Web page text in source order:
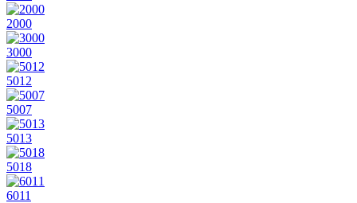
2000
3000
5012
5007
5013
5018
6011